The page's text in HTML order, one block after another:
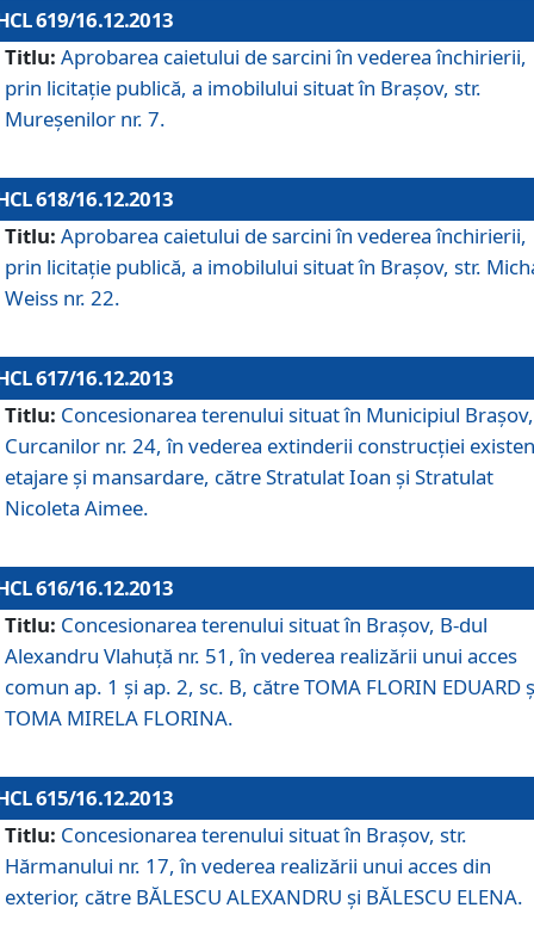
619/16.12.2013
Titlu: Aprobarea caietului de sarcini în vederea închirierii,
prin licitaţie publică, a imobilului situat în Braşov, str.
Mureşenilor nr. 7.
618/16.12.2013
Titlu: Aprobarea caietului de sarcini în vederea închirierii,
prin licitaţie publică, a imobilului situat în Braşov, str.
Weiss nr. 22.
617/16.12.2013
Titlu: Concesionarea terenului situat în Municipiul
Curcanilor nr. 24, în vederea extinderii construcţiei
etajare şi mansardare, către Stratulat Ioan şi Stratulat
Nicoleta Aimee.
616/16.12.2013
Titlu: Concesionarea terenului situat în Braşov, B-dul
Alexandru Vlahuţă nr. 51, în vederea realizării unui acces
comun ap. 1 şi ap. 2, sc. B, către TOMA FLORIN EDUARD
TOMA MIRELA FLORINA.
615/16.12.2013
Titlu: Concesionarea terenului situat în Braşov, str.
Hărmanului nr. 17, în vederea realizării unui acces din
exterior, către BĂLESCU ALEXANDRU şi BĂLESCU ELENA.